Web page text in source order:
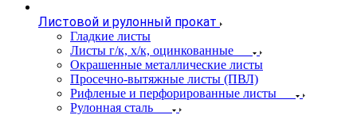
Листовой и рулонный прокат
Гладкие листы
Листы г/к, х/к, оцинкованные
Окрашенные металлические листы
Просечно-вытяжные листы (ПВЛ)
Рифленые и перфорированные листы
Рулонная сталь